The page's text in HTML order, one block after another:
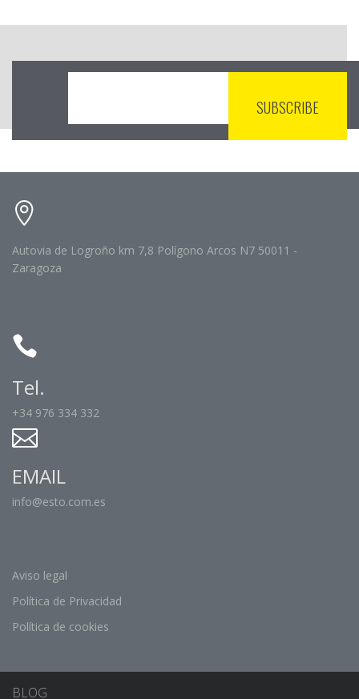
Autovia de Logroño km 7,8 Polígono Arcos N7 50011 -
Zaragoza
Tel.
+34 976 334 332
EMAIL
info@esto.com.es
Aviso legal
Política de Privacidad
Política de cookies
BLOG